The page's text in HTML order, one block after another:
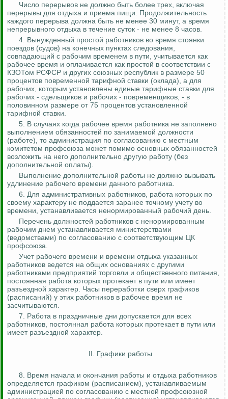
Число перерывов не должно быть более трех, включая
перерывы для отдыха и приема пищи. Продолжительность
каждого перерыва должна быть не менее 30 минут, а время
непрерывного отдыха в течение суток - не менее 8 часов.
4. Вынужденный простой работников во время стоянки
поездов (судов) на конечных пунктах следования,
совпадающий с рабочим временем в пути, учитывается как
рабочее время и оплачивается как простой в соответствии с
КЗОТом РСФСР и других союзных республик в размере 50
процентов повременной тарифной ставки (оклада), а для
рабочих, которым установлены единые тарифные ставки для
рабочих - сдельщиков и рабочих - повременщиков, - в
половинном размере от 75 процентов установленной
тарифной ставки.
5. В случаях когда рабочее время работника не заполнено
выполнением обязанностей по занимаемой должности
(работе), то администрация по согласованию с местным
комитетом профсоюза может помимо основных обязанностей
возложить на него дополнительно другую работу (без
дополнительной оплаты).
Выполнение дополнительной работы не должно вызывать
удлинение рабочего времени данного работника.
6. Для административных работников, работа которых по
своему характеру не поддается заранее точному учету во
времени, устанавливается ненормированный рабочий день.
Перечень должностей работников с ненормированным
рабочим днем устанавливается министерствами
(ведомствами) по согласованию с соответствующим ЦК
профсоюза.
Учет рабочего времени и времени отдыха указанных
работников ведется на общих основаниях с другими
работниками предприятий торговли и общественного питания,
постоянная работа которых протекает в пути или имеет
разъездной характер. Часы переработки сверх графиков
(расписаний) у этих работников в рабочее время не
засчитываются.
7. Работа в праздничные дни допускается для всех
работников, постоянная работа которых протекает в пути или
имеет разъездной характер.
II. Графики работы
8. Время начала и окончания работы и отдыха работников
определяется графиком (расписанием), устанавливаемым
администрацией по согласованию с местной профсоюзной